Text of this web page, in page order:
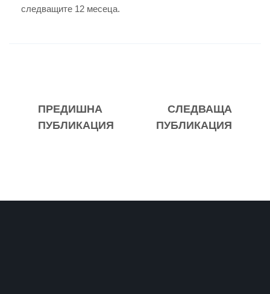
следващите 12 месеца.
ПРЕДИШНА
ПУБЛИКАЦИЯ
СЛЕДВАЩА
ПУБЛИКАЦИЯ